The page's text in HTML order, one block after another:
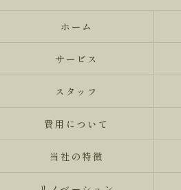
ホーム
サービス
スタッフ
費用について
当社の特徴